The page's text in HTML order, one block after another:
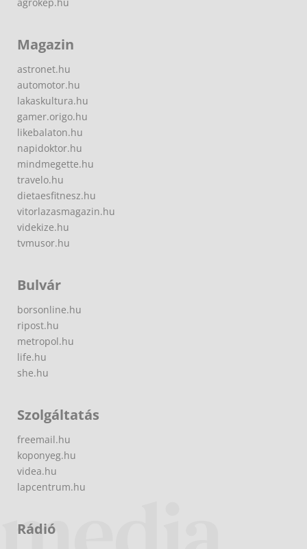
Magazin
astronet.hu
automotor.hu
lakaskultura.hu
gamer.origo.hu
likebalaton.hu
napidoktor.hu
mindmegette.hu
travelo.hu
dietaesfitnesz.hu
vitorlazasmagazin.hu
videkize.hu
tvmusor.hu
Bulvár
borsonline.hu
ripost.hu
metropol.hu
life.hu
she.hu
Szolgáltatás
freemail.hu
koponyeg.hu
videa.hu
lapcentrum.hu
Rádió